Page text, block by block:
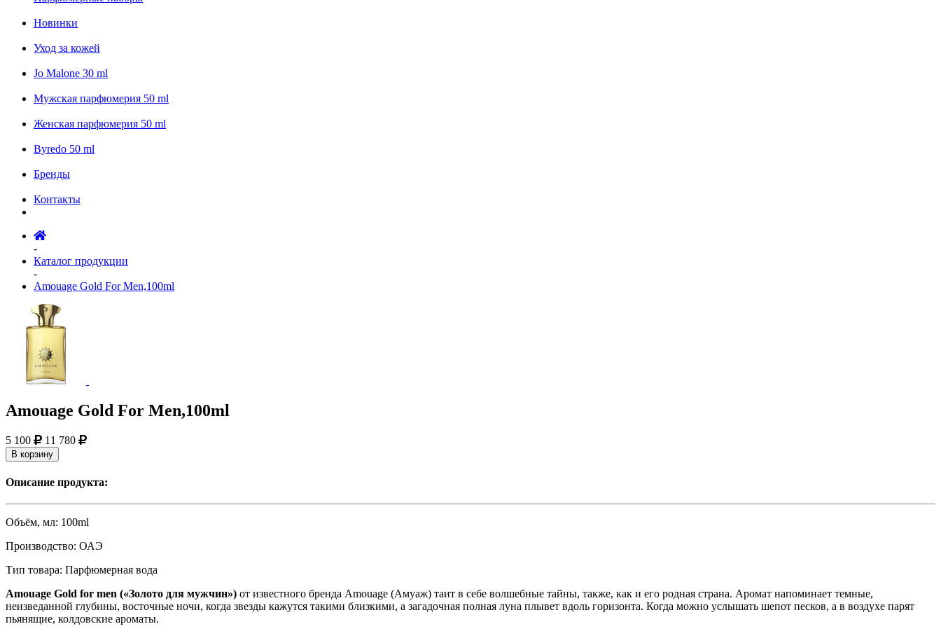
Новинки
Уход за кожей
Jo Malone 30 ml
Мужская парфюмерия 50 ml
Женская парфюмерия 50 ml
Byredo 50 ml
Бренды
Контакты
-
Каталог продукции
-
Amouage Gold For Men,100ml
Amouage Gold For Men,100ml
5 100 11 780
В корзину
Описание продукта:
Объём, мл: 100ml
Производство: ОАЭ
Тип товара: Парфюмерная вода
Amouage Gold for men («Золото для мужчин») от известного бренда Amouage (Амуаж) таит в себе волшебные тайны, также, как и его родная страна. Аромат напоминает темные,
неизведанной глубины, восточные ночи, когда звезды кажутся такими близкими, а загадочная полная луна плывет вдоль горизонта. Когда можно услышать шепот песков, а в воздухе парят
пьянящие, колдовские ароматы.